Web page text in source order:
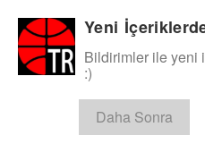
content
Sol dip çizgiden bir basket de
Yeni
Bildirimler ile yeni
:)
Daha Sonra